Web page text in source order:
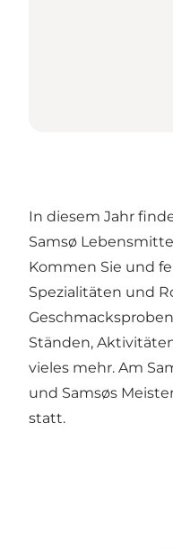
In diesem Jahr
Samsø
Kommen Sie und
Spezialitäten und
Ständen,
vieles mehr. Am
und Samsøs
statt.